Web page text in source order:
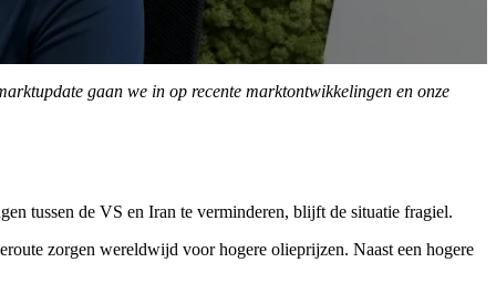
gaan we in op recente marktontwikkelingen en onze
tussen de VS en Iran te verminderen, blijft de situatie fragiel.
zorgen wereldwijd voor hogere olieprijzen. Naast een hogere